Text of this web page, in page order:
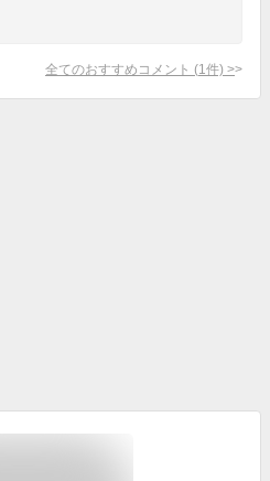
全てのおすすめコメント (1 件) >